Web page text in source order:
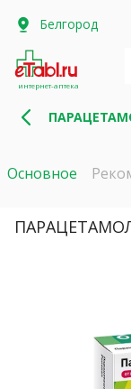
Белгород
интернет-аптека
Основное